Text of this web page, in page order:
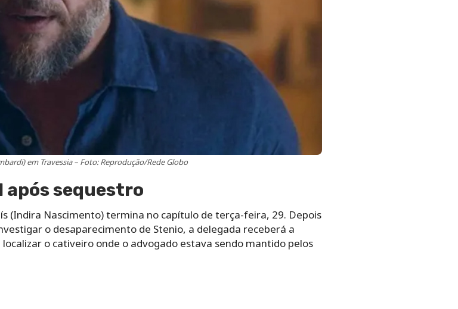
em Travessia – Foto: Reprodução/Rede Globo
sequestro
(Indira Nascimento) termina no capítulo de terça-feira, 29. Depois
o desaparecimento de Stenio, a delegada receberá a
o cativeiro onde o advogado estava sendo mantido pelos